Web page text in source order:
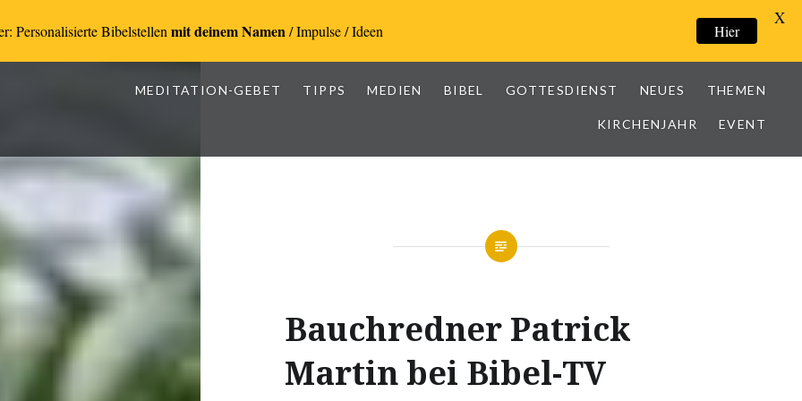
MEDITATION-GEBET TIPPS MEDIEN BIBEL GOTTESDIENST NEUES THEMEN
KIRCHENJAHR EVENT
Bauchredner Patrick
Martin bei Bibel-TV
Personalisierte Bibelstellen mit deinem Namen/ Impulse / Ideen Hier
X